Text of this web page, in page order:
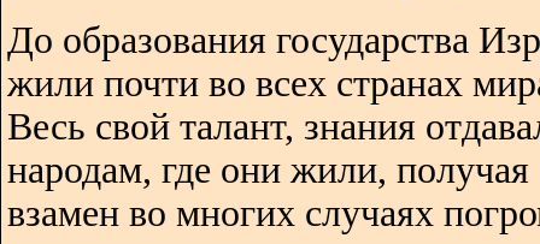
До образования государства
жили почти во всех странах
Весь свой талант, знания
народам, где они жили, получая
взамен во многих случаях